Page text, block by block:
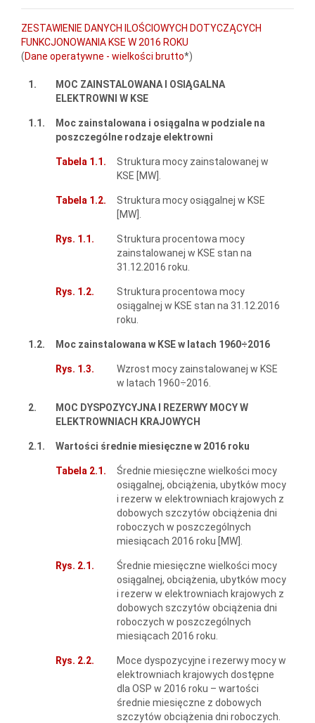
ZESTAWIENIE DANYCH ILOŚCIOWYCH DOTYCZĄCYCH
FUNKCJONOWANIA KSE W 2016 ROKU
(Dane operatywne - wielkości brutto*)
1.
MOC ZAINSTALOWANA I OSIĄGALNA
ELEKTROWNI W KSE
1.1.
Moc zainstalowana i osiągalna w podziale na
poszczególne rodzaje elektrowni
Tabela 1.1.
Struktura mocy zainstalowanej w
KSE [MW].
Tabela 1.2.
Struktura mocy osiągalnej w KSE
[MW].
Rys. 1.1.
Struktura procentowa mocy
zainstalowanej w KSE stan na
31.12.2016 roku.
Rys. 1.2.
Struktura procentowa mocy
osiągalnej w KSE stan na 31.12.2016
roku.
1.2. Moc zainstalowana w KSE w latach 1960÷2016
Rys. 1.3.
Wzrost mocy zainstalowanej w KSE
w latach 1960÷2016.
2.
MOC DYSPOZYCYJNA I REZERWY MOCY W
ELEKTROWNIACH KRAJOWYCH
2.1. Wartości średnie miesięczne w 2016 roku
Tabela 2.1.
Średnie miesięczne wielkości mocy
osiągalnej, obciążenia, ubytków mocy
i rezerw w elektrowniach krajowych z
dobowych szczytów obciążenia dni
roboczych w poszczególnych
miesiącach 2016 roku [MW].
Rys. 2.1.
Średnie miesięczne wielkości mocy
osiągalnej, obciążenia, ubytków mocy
i rezerw w elektrowniach krajowych z
dobowych szczytów obciążenia dni
roboczych w poszczególnych
miesiącach 2016 roku.
Rys. 2.2.
Moce dyspozycyjne i rezerwy mocy w
elektrowniach krajowych dostępne
dla OSP w 2016 roku – wartości
średnie miesięczne z dobowych
szczytów obciążenia dni roboczych.